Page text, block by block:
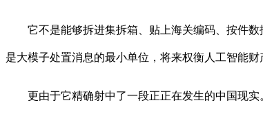
它不是能够拆进集拆箱、贴上海关编码、按件数
是大模子处置消息的最小单位，将来权衡人工智能
更由于它精确射中了一段正正在发生的中国现实